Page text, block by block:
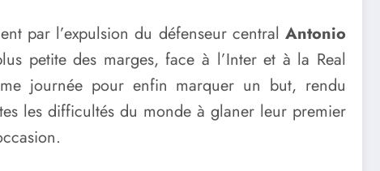
par l’expulsion du défenseur central Antonio
petite des marges, face à l’Inter et à la Real
journée pour enfin marquer un but, rendu
les difficultés du monde à glaner leur premier